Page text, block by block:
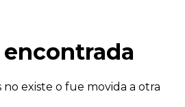
no existe o fue movida a otra